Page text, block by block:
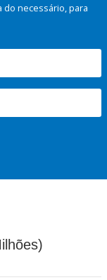
necessário, para